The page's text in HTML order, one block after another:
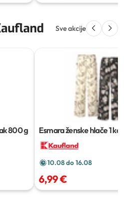
Sve akcije
800 g Esmara ženske hlače1
10.08 do 16.08
6,99 €